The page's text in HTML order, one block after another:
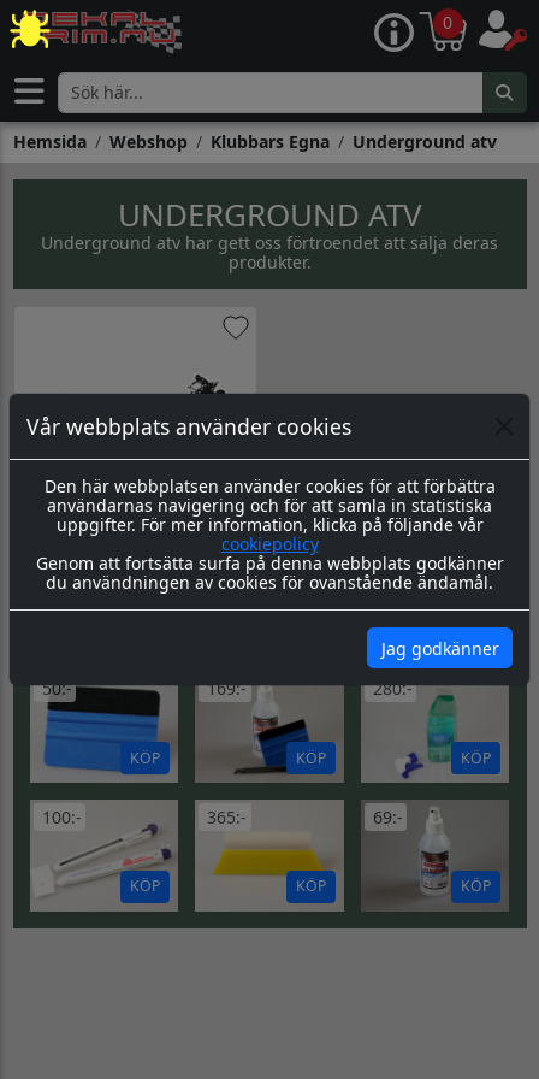
Vår webbplats använder cookies
Den här webbplatsen använder cookies för att förbättra
användarnas navigering och för att samla in statistiska
uppgifter. För mer information, klicka på följande vår
cookiepolicy
Genom att fortsätta surfa på denna webbplats godkänner
du användningen av cookies för ovanstående ändamål.
Jag godkänner
0
Hemsida Webshop Klubbars Egna Underground atv
UNDERGROUND ATV
Underground atv har gett oss förtroendet att sälja deras
produkter.
Logo Underground atv
Gå till Logo Underground atv
DU KANSKE OCKSÅ
SE
ALLA
50:-
KÖP
169:-
KÖP
280:-
KÖP
100:-
KÖP
365:-
KÖP
69:-
KÖP